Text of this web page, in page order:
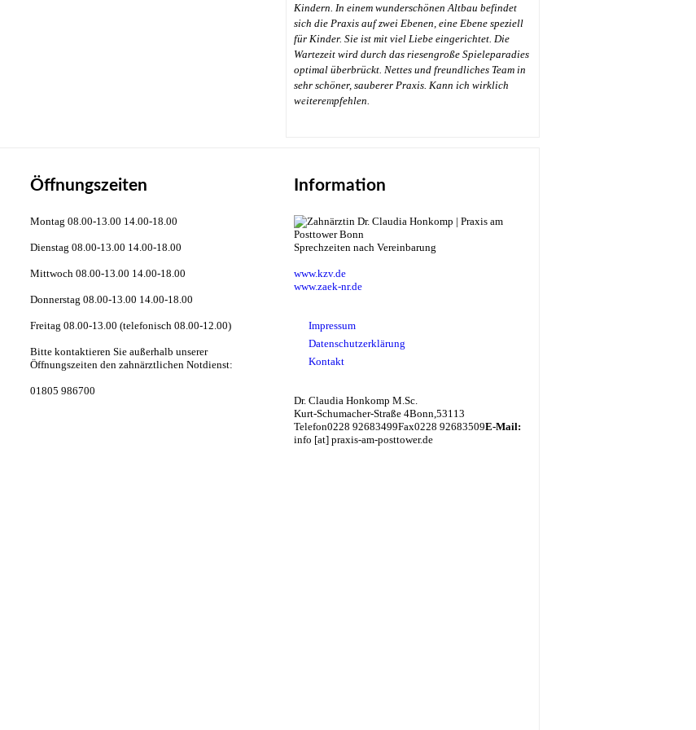
Kindern. In einem wunderschönen Altbau befindet
sich die Praxis auf zwei Ebenen, eine Ebene speziell
für Kinder. Sie ist mit viel Liebe eingerichtet. Die
Wartezeit wird durch das riesengroße Spieleparadies
optimal überbrückt. Nettes und freundliches Team in
sehr schöner, sauberer Praxis. Kann ich wirklich
weiterempfehlen.
← →
Öffnungszeiten
Montag 08.00-13.00 14.00-18.00
Dienstag 08.00-13.00 14.00-18.00
Mittwoch 08.00-13.00 14.00-18.00
Donnerstag 08.00-13.00 14.00-18.00
Freitag 08.00-13.00 (telefonisch 08.00-12.00)
Bitte kontaktieren Sie außerhalb unserer
Öffnungszeiten den zahnärztlichen Notdienst:
01805 986700
Information
Sprechzeiten nach Vereinbarung
www.kzv.de
www.zaek-nr.de
Impressum
Datenschutzerklärung
Kontakt
Dr. Claudia Honkomp M.Sc.
Kurt-Schumacher-Straße 4Bonn,53113
Telefon0228 92683499Fax0228 92683509E-Mail:
info [at] praxis-am-posttower.de